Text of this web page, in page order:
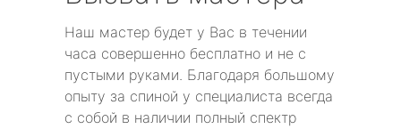
Наш мастер будет у Вас в течении
часа совершенно бесплатно и не с
пустыми руками. Благодаря большому
опыту за спиной у специалиста всегда
с собой в наличии полный спектр